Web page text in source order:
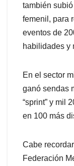
también
femenil, para
eventos de
habilidades y
En el sector
ganó sendas
“sprint” y mil
en 100 más
Cabe
Federación